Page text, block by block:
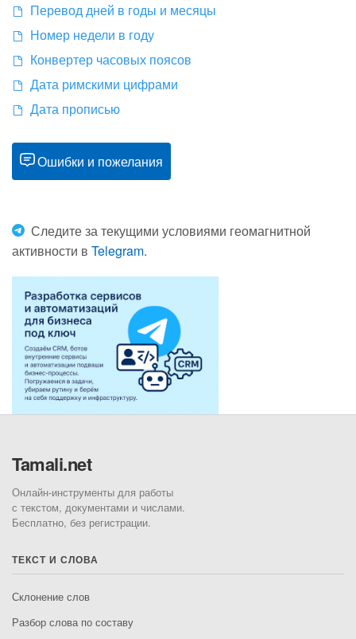
Перевод дней в годы и месяцы
Номер недели в году
Конвертер часовых поясов
Дата римскими цифрами
Дата прописью
Ошибки и пожелания
Следите за текущими условиями геомагнитной
активности в Telegram.
Tamali.net
Онлайн-инструменты для работы
с текстом, документами и числами.
Бесплатно, без регистрации.
ТЕКСТ И СЛОВА
Склонение слов
Разбор слова по составу